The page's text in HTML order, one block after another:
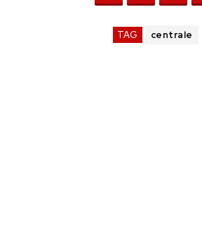
TAG centrale